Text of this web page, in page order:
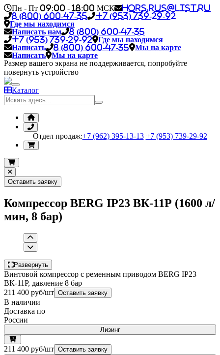
Пн - Пт 09:00 - 18:00 МСК
hors.rus@list.ru
8 (800) 600-47-35
+7 (953) 739-29-92
Где мы находимся
Написать нам
8 (800) 600-47-35
+7 (953) 739-29-92
Где мы находимся
Написать
8 (800) 600-47-35
Мы на карте
Написать
Мы на карте
Размер вашего экрана не поддерживается, попробуйте
повернуть устройство
Каталог
Отдел продаж:+7 (962) 395-13-13 +7 (953) 739-29-92
Оставить заявку
Компрессор BERG IP23 ВК-11Р (1600 л/
мин, 8 бар)
Развернуть
Винтовой компрессор с ременным приводом BERG IP23
ВК-11Р, давление 8 бар
211 400 руб/шт Оставить заявку
В наличии
Доставка по
России
Лизинг
211 400 руб/шт Оставить заявку